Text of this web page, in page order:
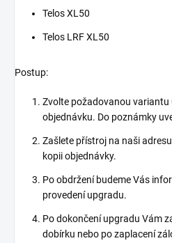
Telos XL50
Telos LRF XL50
Postup:
Zvolte požadovanou
objednávku. Do poznámky
Zašlete přístroj na naši
kopii objednávky.
Po obdržení budeme Vás
provedení upgradu.
Po dokončení upgradu Vám
dobírku nebo po zaplacení